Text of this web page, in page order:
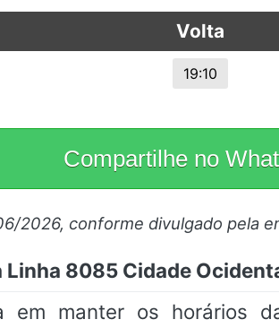
Volta
19:10
Compartilhe no
2026, conforme divulgado pela
8085 Cidade
em manter os horários